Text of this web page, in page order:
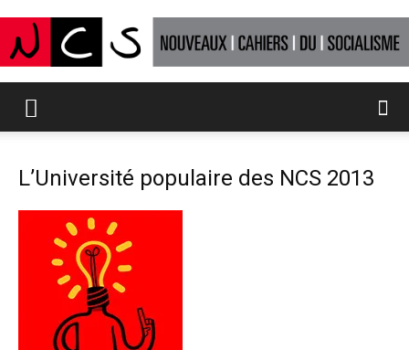
Cahiers
L’Université populaire des NCS 2013